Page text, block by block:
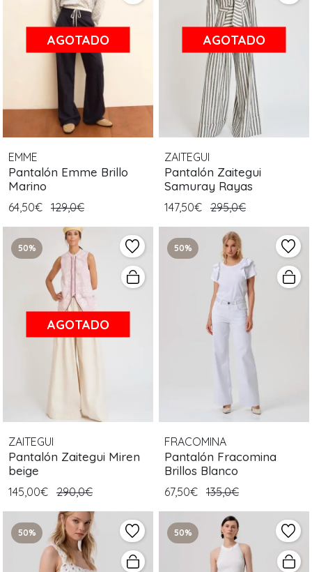
AGOTADO
EMME
Pantalón Emme Brillo
Marino
64,50€ 129,0€
AGOTADO
ZAITEGUI
Pantalón Zaitegui
Samuray Rayas
147,50€ 295,0€
50%
AGOTADO
ZAITEGUI
Pantalón Zaitegui Miren
beige
145,00€ 290,0€
50%
FRACOMINA
Pantalón Fracomina
Brillos Blanco
67,50€ 135,0€
50% 50%